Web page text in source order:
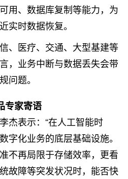
用、数据库复制等能力，为
实时数据恢复。
、医疗、交通、大型基建等
，业务中断与数据丢失会带
问题。
专家寄语
杰表示：“在人工智能时
字化业务的底层基础设施。
不再局限于存储效率，更看
故障等突发状况时，能否快